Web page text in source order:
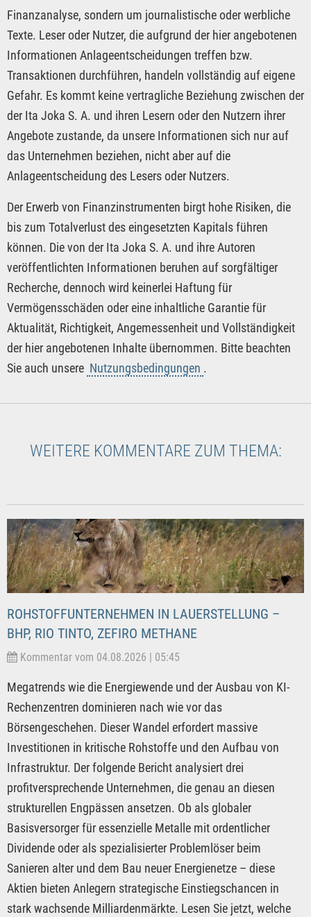
Finanzanalyse, sondern um journalistische oder werbliche
Texte. Leser oder Nutzer, die aufgrund der hier angebotenen
Informationen Anlageentscheidungen treffen bzw.
Transaktionen durchführen, handeln vollständig auf eigene
Gefahr. Es kommt keine vertragliche Beziehung zwischen der
der Ita Joka S. A. und ihren Lesern oder den Nutzern ihrer
Angebote zustande, da unsere Informationen sich nur auf
das Unternehmen beziehen, nicht aber auf die
Anlageentscheidung des Lesers oder Nutzers.
Der Erwerb von Finanzinstrumenten birgt hohe Risiken, die
bis zum Totalverlust des eingesetzten Kapitals führen
können. Die von der Ita Joka S. A. und ihre Autoren
veröffentlichten Informationen beruhen auf sorgfältiger
Recherche, dennoch wird keinerlei Haftung für
Vermögensschäden oder eine inhaltliche Garantie für
Aktualität, Richtigkeit, Angemessenheit und Vollständigkeit
der hier angebotenen Inhalte übernommen. Bitte beachten
Sie auch unsere Nutzungsbedingungen .
WEITERE KOMMENTARE ZUM THEMA:
ROHSTOFFUNTERNEHMEN IN LAUERSTELLUNG –
BHP, RIO TINTO, ZEFIRO METHANE
Kommentar vom 04.08.2026 | 05:45
Megatrends wie die Energiewende und der Ausbau von KI-
Rechenzentren dominieren nach wie vor das
Börsengeschehen. Dieser Wandel erfordert massive
Investitionen in kritische Rohstoffe und den Aufbau von
Infrastruktur. Der folgende Bericht analysiert drei
profitversprechende Unternehmen, die genau an diesen
strukturellen Engpässen ansetzen. Ob als globaler
Basisversorger für essenzielle Metalle mit ordentlicher
Dividende oder als spezialisierter Problemlöser beim
Sanieren alter und dem Bau neuer Energienetze – diese
Aktien bieten Anlegern strategische Einstiegschancen in
stark wachsende Milliardenmärkte. Lesen Sie jetzt, welche